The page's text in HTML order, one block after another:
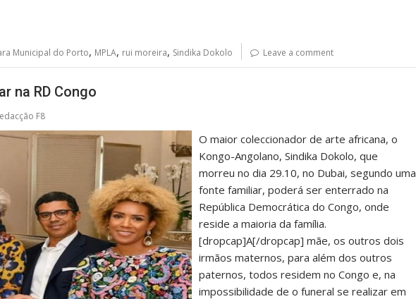
Municipal do Porto, MPLA, rui moreira, Sindika Dokolo Leave a comment
na RD Congo
F8
O maior coleccionador de arte africana, o
Kongo-Angolano, Sindika Dokolo, que
morreu no dia 29.10, no Dubai, segundo uma
fonte familiar, poderá ser enterrado na
República Democrática do Congo, onde
reside a maioria da família.
[dropcap]A[/dropcap] mãe, os outros dois
irmãos maternos, para além dos outros
paternos, todos residem no Congo e, na
impossibilidade de o funeral se realizar em